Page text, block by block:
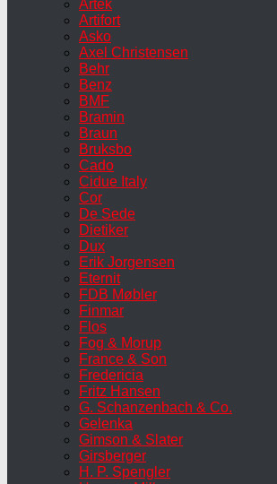
Artek
Artifort
Asko
Axel Christensen
Behr
Benz
BMF
Bramin
Braun
Bruksbo
Cado
Cidue Italy
Cor
De Sede
Dietiker
Dux
Erik Jorgensen
Eternit
FDB Møbler
Finmar
Flos
Fog & Morup
France & Son
Fredericia
Fritz Hansen
G. Schanzenbach & Co.
Gelenka
Gimson & Slater
Girsberger
H. P. Spengler